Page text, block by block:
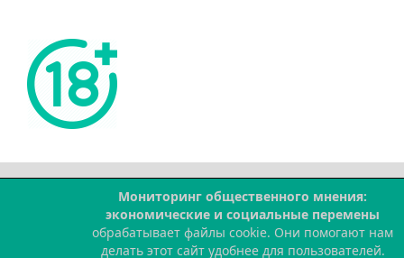
Мониторинг общественного мнения:
экономические и социальные перемены
обрабатывает файлы cookie. Они помогают нам
делать этот сайт удобнее для пользователей.